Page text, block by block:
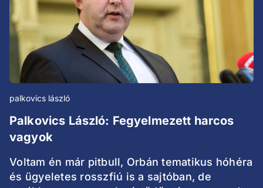
palkovics lászló
Palkovics László: Fegyelmezett harcos
vagyok
Voltam én már pitbull, Orbán tematikus hóhéra
és ügyeletes rosszfiú is a sajtóban, de